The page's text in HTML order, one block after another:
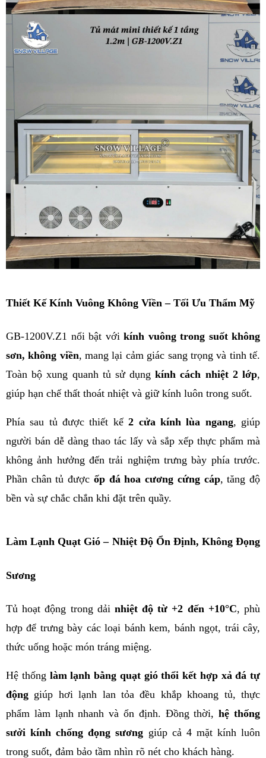
Thiết Kế Kính Vuông Không Viền – Tối Ưu Thẩm Mỹ
GB-1200V.Z1 nổi bật với kính vuông trong suốt không
sơn, không viền, mang lại cảm giác sang trọng và tinh tế.
Toàn bộ xung quanh tủ sử dụng kính cách nhiệt 2 lớp,
giúp hạn chế thất thoát nhiệt và giữ kính luôn trong suốt.
Phía sau tủ được thiết kế 2 cửa kính lùa ngang, giúp
người bán dễ dàng thao tác lấy và sắp xếp thực phẩm mà
không ảnh hưởng đến trải nghiệm trưng bày phía trước.
Phần chân tủ được ốp đá hoa cương cứng cáp, tăng độ
bền và sự chắc chắn khi đặt trên quầy.
Làm Lạnh Quạt Gió – Nhiệt Độ Ổn Định, Không Đọng
Sương
Tủ hoạt động trong dải nhiệt độ từ +2 đến +10°C, phù
hợp để trưng bày các loại bánh kem, bánh ngọt, trái cây,
thức uống hoặc món tráng miệng.
Hệ thống làm lạnh bằng quạt gió thổi kết hợp xả đá tự
động giúp hơi lạnh lan tỏa đều khắp khoang tủ, thực
phẩm làm lạnh nhanh và ổn định. Đồng thời, hệ thống
sưởi kính chống đọng sương giúp cả 4 mặt kính luôn
trong suốt, đảm bảo tầm nhìn rõ nét cho khách hàng.